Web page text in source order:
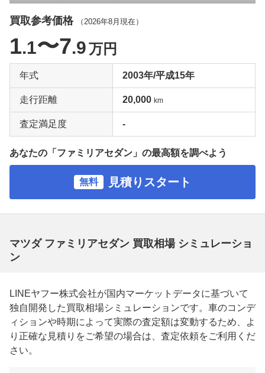
買取参考価格 （2026年8月 現在）
1.1〜7.9万円
年式 2003年/平成15年
走行距離 20,000 km
査定満足度 -
あなたの「ファミリアセダン」の最高額を調べよう
無料 見積りスタート
マツダ ファミリアセダン 買取相場 シミュレーショ
ン
LINEヤフー株式会社が国内マーケットデータに基づいて
独自開発した買取相場シミュレーションです。車のコンデ
ィションや時期によって実際の査定額は変動するため、よ
り正確な見積りをご希望の場合は、査定依頼をご利用くだ
さい。